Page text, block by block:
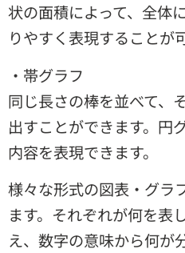
状の面積によって、全体
りやすく表現することが
・帯グラフ
同じ長さの棒を並べて、
出すことができます。円
内容を表現できます。
様々な形式の図表・グラ
ます。それぞれが何を表
え、数字の意味から何が